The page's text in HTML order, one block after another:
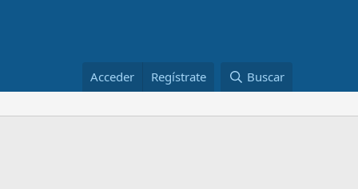
Acceder Regístrate Buscar